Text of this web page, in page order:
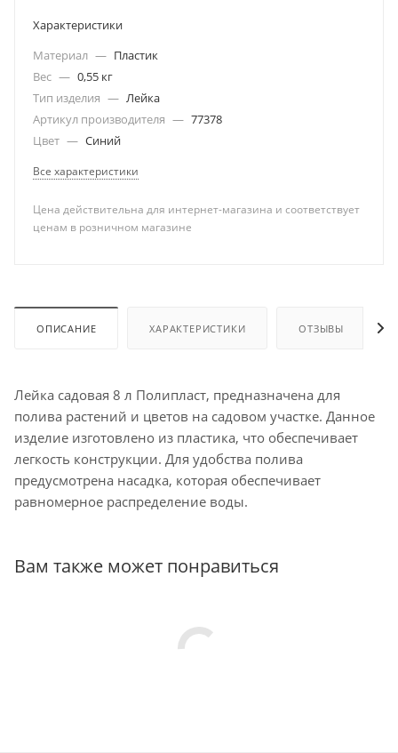
Характеристики
Материал — Пластик
Вес — 0,55 кг
Тип изделия — Лейка
Артикул производителя — 77378
Цвет — Синий
Все характеристики
Цена действительна для интернет-магазина и соответствует
ценам в розничном магазине
ОПИСАНИЕ ХАРАКТЕРИСТИКИ ОТЗЫВЫ
Лейка садовая 8 л Полипласт, предназначена для
полива растений и цветов на садовом участке. Данное
изделие изготовлено из пластика, что обеспечивает
легкость конструкции. Для удобства полива
предусмотрена насадка, которая обеспечивает
равномерное распределение воды.
Вам также может понравиться